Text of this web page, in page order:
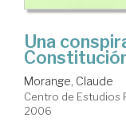
Una
Morange, Claude
Centro de Estudios
2006